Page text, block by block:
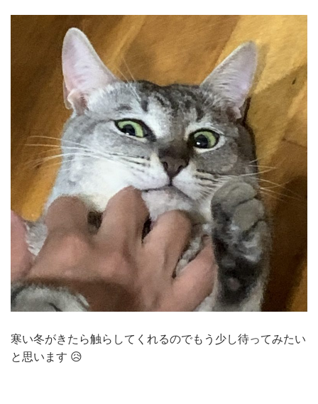
寒い冬がきたら触らしてくれるのでもう少し待ってみたい
と思います 😥